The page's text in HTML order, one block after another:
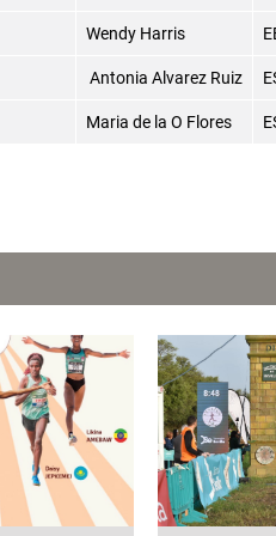
Wendy Harris
Antonia Alvarez Ruiz
Maria de la O Flores